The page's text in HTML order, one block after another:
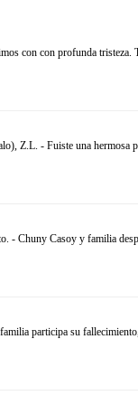
con con profunda tristeza.
Z.L. - Fuiste una hermosa
- Chuny Casoy y familia
participa su